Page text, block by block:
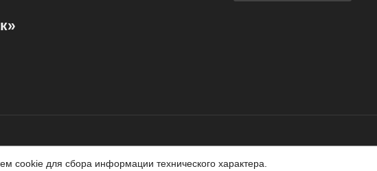
Все права защищены.Использование материалов с сайта запрещено.
определяемой положениями статей 437 (2) ГК РФ.
cookie для сбора информации технического характера.